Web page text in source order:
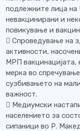
подлежните лица
невакцинирани и
повикување и
 Спроведување на
активности,
МРП вакцинацијата,
мерка во
сузбивањето на
важност.
 Медиумски
населението за
сипаници во Р.